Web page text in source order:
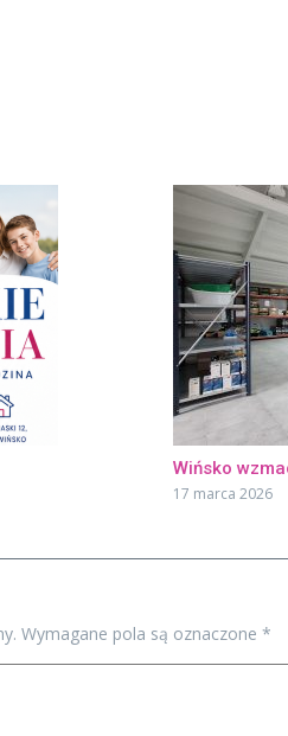
Wińsko
17 marca 2026
Wymagane pola są oznaczone *